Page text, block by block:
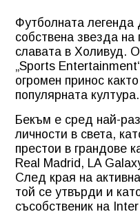
Футболната
собствена звезда
славата в Холивуд.
„Sports
огромен принос
популярната култура.
Бекъм е сред най-
личности в света,
престои в грандове
Real Madrid, LA
След края на
той се утвърди и
съсобственик на